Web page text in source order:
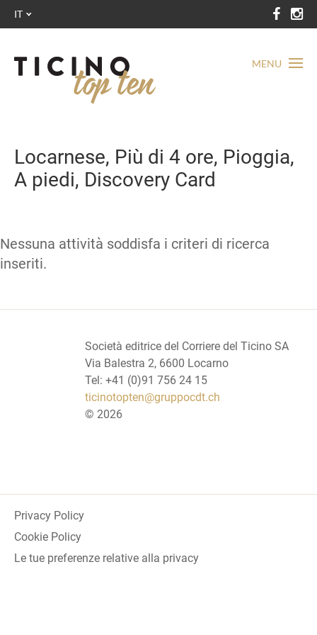
MENU
IT
Locarnese, Più di 4 ore, Pioggia,
A piedi, Discovery Card
Nessuna attività soddisfa i criteri di ricerca
inseriti.
Società editrice del Corriere del Ticino SA
Via Balestra 2, 6600 Locarno
Tel: +41 (0)91 756 24 15
ticinotopten@gruppocdt.ch
© 2026
Privacy Policy
Cookie Policy
Le tue preferenze relative alla privacy